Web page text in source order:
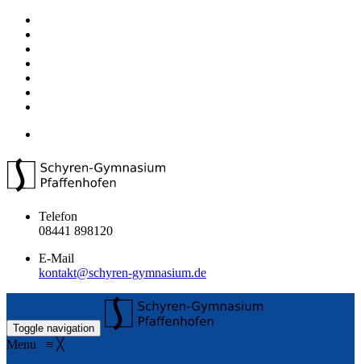
Telefon
08441 898120
E-Mail
kontakt@schyren-gymnasium.de
Toggle navigation
Menu ≡ ╳